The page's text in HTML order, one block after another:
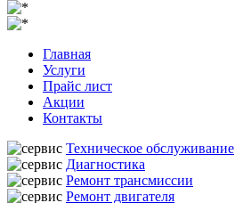
Главная
Услуги
Прайс лист
Акции
Контакты
Техническое обслуживание
Диагностика
Ремонт трансмиссии
Ремонт двигателя